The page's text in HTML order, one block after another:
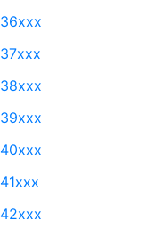
36xxx
37xxx
38xxx
39xxx
40xxx
41xxx
42xxx